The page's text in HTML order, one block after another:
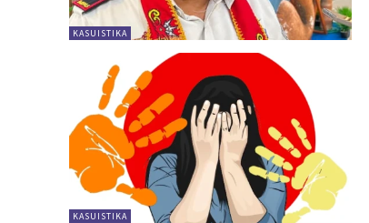
KASUISTIKA
KASUISTIKA